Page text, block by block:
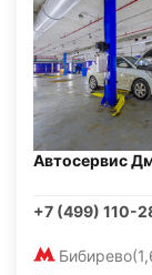
Автосервис
+7 (499) 110-
Бибирево